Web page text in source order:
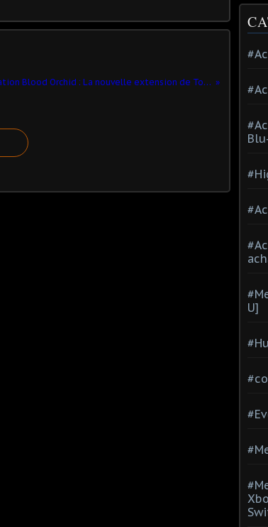
’Opération Blood Orchid : La nouvelle extension de Tom Clancy’s Rainbow Six Siege est dispo
U]